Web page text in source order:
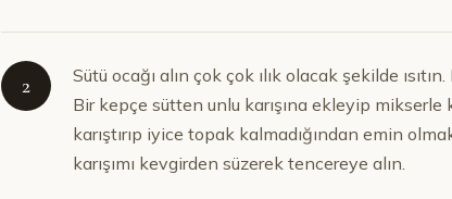
2
Sütü ocağı alın çok çok ılık olacak şekilde
Bir kepçe sütten unlu karışına ekleyip mikserle
karıştırıp iyice topak kalmadığından emin
karışımı kevgirden süzerek tencereye alın.